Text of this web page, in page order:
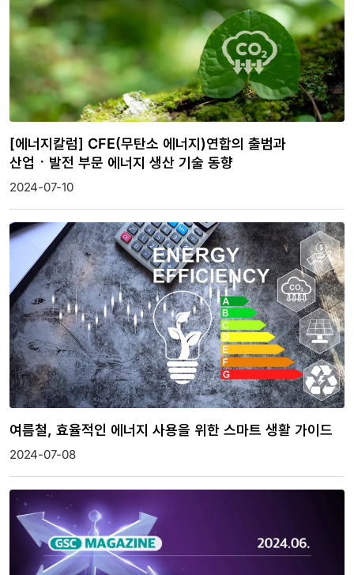
[에너지칼럼] CFE(무탄소 에너지)연합의 출범과
산업ㆍ발전 부문 에너지 생산 기술 동향
2024-07-10
여름철, 효율적인 에너지 사용을 위한 스마트 생활 가이드
2024-07-08